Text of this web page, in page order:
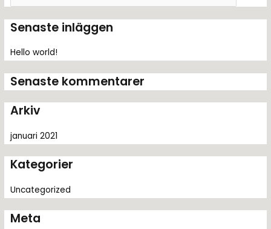
k
f
e
r
:
Senaste inläggen
Hello world!
Senaste kommentarer
Arkiv
januari 2021
Kategorier
Uncategorized
Meta